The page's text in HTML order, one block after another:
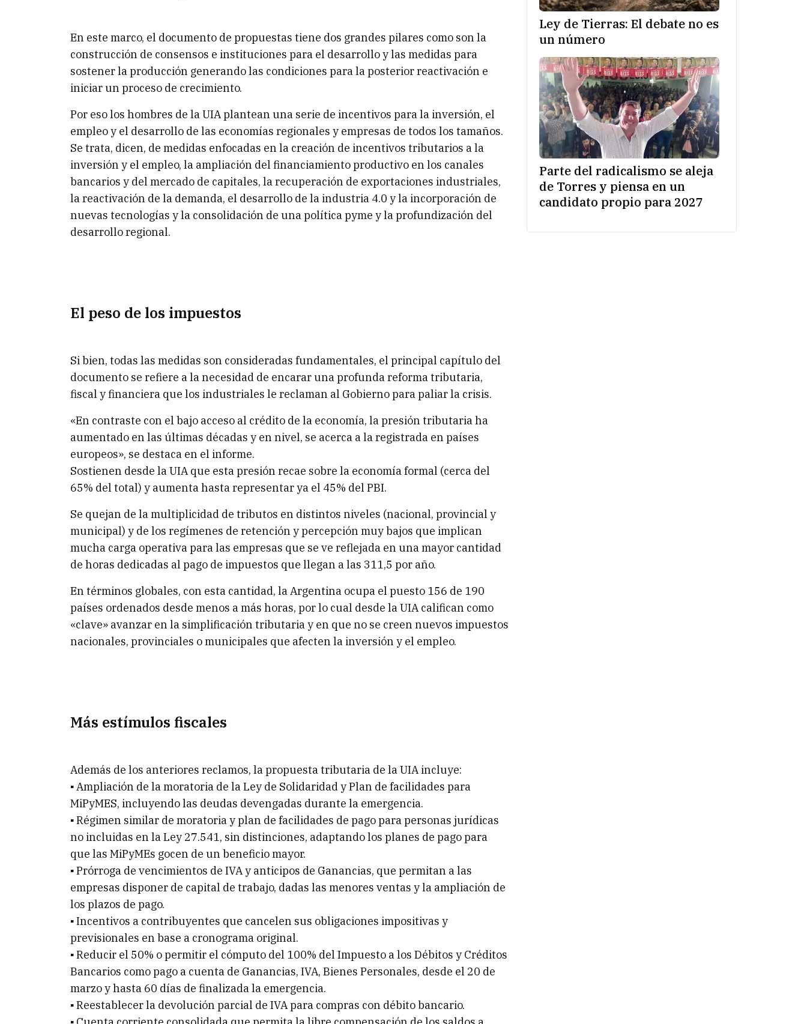
En este marco, el documento de propuestas tiene dos grandes pilares como son la
construcción de consensos e instituciones para el desarrollo y las medidas para
sostener la producción generando las condiciones para la posterior reactivación e
iniciar un proceso de crecimiento.
Por eso los hombres de la UIA plantean una serie de incentivos para la inversión, el
empleo y el desarrollo de las economías regionales y empresas de todos los tamaños.
Se trata, dicen, de medidas enfocadas en la creación de incentivos tributarios a la
inversión y el empleo, la ampliación del financiamiento productivo en los canales
bancarios y del mercado de capitales, la recuperación de exportaciones industriales,
la reactivación de la demanda, el desarrollo de la industria 4.0 y la incorporación de
nuevas tecnologías y la consolidación de una política pyme y la profundización del
desarrollo regional.
El peso de los impuestos
Si bien, todas las medidas son consideradas fundamentales, el principal capítulo del
documento se refiere a la necesidad de encarar una profunda reforma tributaria,
fiscal y financiera que los industriales le reclaman al Gobierno para paliar la crisis.
«En contraste con el bajo acceso al crédito de la economía, la presión tributaria ha
aumentado en las últimas décadas y en nivel, se acerca a la registrada en países
europeos», se destaca en el informe.
Sostienen desde la UIA que esta presión recae sobre la economía formal (cerca del
65% del total) y aumenta hasta representar ya el 45% del PBI.
Se quejan de la multiplicidad de tributos en distintos niveles (nacional, provincial y
municipal) y de los regímenes de retención y percepción muy bajos que implican
mucha carga operativa para las empresas que se ve reflejada en una mayor cantidad
de horas dedicadas al pago de impuestos que llegan a las 311,5 por año.
En términos globales, con esta cantidad, la Argentina ocupa el puesto 156 de 190
países ordenados desde menos a más horas, por lo cual desde la UIA califican como
«clave» avanzar en la simplificación tributaria y en que no se creen nuevos impuestos
nacionales, provinciales o municipales que afecten la inversión y el empleo.
Más estímulos fiscales
Además de los anteriores reclamos, la propuesta tributaria de la UIA incluye:
▪ Ampliación de la moratoria de la Ley de Solidaridad y Plan de facilidades para
MiPyMES, incluyendo las deudas devengadas durante la emergencia.
▪ Régimen similar de moratoria y plan de facilidades de pago para personas jurídicas
no incluidas en la Ley 27.541, sin distinciones, adaptando los planes de pago para
que las MiPyMEs gocen de un beneficio mayor.
▪ Prórroga de vencimientos de IVA y anticipos de Ganancias, que permitan a las
empresas disponer de capital de trabajo, dadas las menores ventas y la ampliación de
los plazos de pago.
▪ Incentivos a contribuyentes que cancelen sus obligaciones impositivas y
previsionales en base a cronograma original.
▪ Reducir el 50% o permitir el cómputo del 100% del Impuesto a los Débitos y Créditos
Bancarios como pago a cuenta de Ganancias, IVA, Bienes Personales, desde el 20 de
marzo y hasta 60 días de finalizada la emergencia.
▪ Reestablecer la devolución parcial de IVA para compras con débito bancario.
Ley de Tierras: El debate no es
un número
Parte del radicalismo se aleja
de Torres y piensa en un
candidato propio para 2027